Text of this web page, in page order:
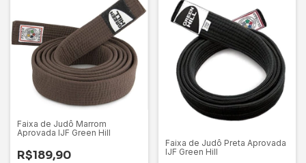
Faixa de Judô Marrom
Aprovada IJF Green Hill
R$189,90
Faixa de Judô Preta Aprovada
IJF Green Hill